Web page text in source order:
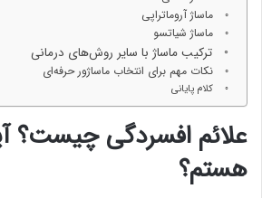
ماساژ آروماتراپی
ماساژ شیاتسو
ترکیب ماساژ با سایر روش‌های درمانی
نکات مهم برای انتخاب ماساژور حرفه‌ای
کلام پایانی
علائم افسردگی چیست؟
هستم؟